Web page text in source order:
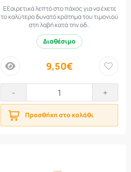
Εξαιρετικά λεπτό στο πάχος για να έχετε
το καλύτερο δυνατό κράτημα του τιμονιού
στη λαβή κατά την οδ..
Διαθέσιμο
price 9,50€
- +
Προσθήκη στο καλάθι